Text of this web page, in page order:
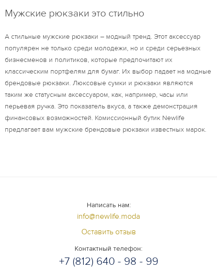
Мужские рюкзаки это стильно
А стильные мужские рюкзаки – модный тренд. Этот аксессуар
популярен не только среди молодежи, но и среди серьезных
бизнесменов и политиков, которые предпочитают их
классическим портфелям для бумаг. Их выбор падает на модные
брендовые рюкзаки. Люксовые сумки и рюкзаки являются
таким же статусным аксессуаром, как, например, часы или
перьевая ручка. Это показатель вкуса, а также демонстрация
финансовых возможностей. Комиссионный бутик Newlife
предлагает вам мужские брендовые рюкзаки известных марок.
Написать нам:
info@newlife.moda
Оставить отзыв
Контактный телефон:
+7 (812) 640 - 98 - 99